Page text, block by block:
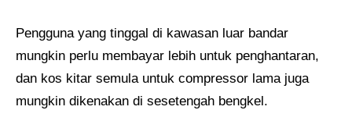
Pengguna yang tinggal di kawasan luar bandar
mungkin perlu membayar lebih untuk penghantaran,
dan kos kitar semula untuk compressor lama juga
mungkin dikenakan di sesetengah bengkel.